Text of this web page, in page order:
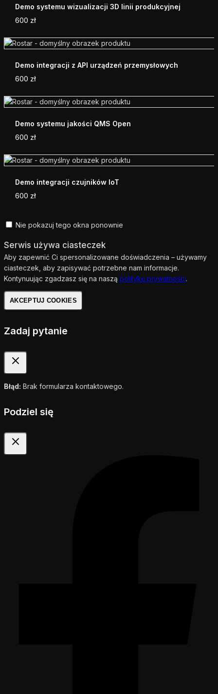
Demo systemu wizualizacji 3D linii produkcyjnej
600 zł
Demo integracji z API urządzeń przemysłowych
600 zł
Demo systemu jakości QMS Open
600 zł
Demo integracji czujników IoT
600 zł
Nie pokazuj tego okna ponownie
Serwis używa ciasteczek
Aby zapewnić Ci spersonalizowane doświadczenia – używamy
ciasteczek, aby zapisywać potrzebne nam informacje.
Kontynuując zgadzasz się na naszą politykę prywatności.
AKCEPTUJ COOKIES
Zadaj pytanie
Błąd: Brak formularza kontaktowego.
Podziel się